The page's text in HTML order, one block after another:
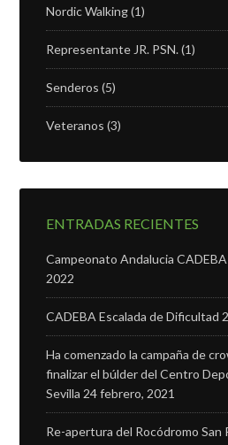
Nordic Walking(1)
Representante JR. PSN.(1)
Senderos (5)
Veteranos (3)
ENTRADAS RECIENTES
Campeonato Andalucia
2022
CADEBA Escalada de Dificultad
Ha comenzado la campaña de
finalizar el búlder del Centro
Sevilla 24 febrero, 2021
Re-apertura del Rocódromo San